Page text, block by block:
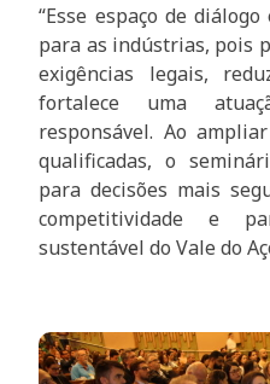
“Esse espaço de
para as indústrias, pois
exigências legais,
fortalece uma
responsável. Ao
qualificadas, o
para decisões mais
competitividade e
sustentável do Vale do